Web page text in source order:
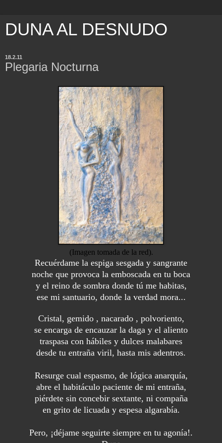
DUNA AL DESNUDO
18.2.11
Plegaria Nocturna
(Imagen tomada de la red).
Recuérdame la espiga sesgada y sangrante
noche que provoca la emboscada en tu boca
y el reino de sombra donde tú me habitas,
ese mi santuario, donde la verdad mora...
Cristal, gemido , nacarado , polvoriento,
se encarga de encauzar la daga y el aliento
traspasa con hábiles y dulces malabares
desde tu entraña viril, hasta mis adentros.
Resurge cual espasmo, de lógica anarquía,
abre el habitáculo paciente de mi entraña,
piérdete sin concebir sextante, ni compaña
en grito de licuada y espesa algarabía.
Pero, ¡déjame seguirte siempre en tu agonía!.